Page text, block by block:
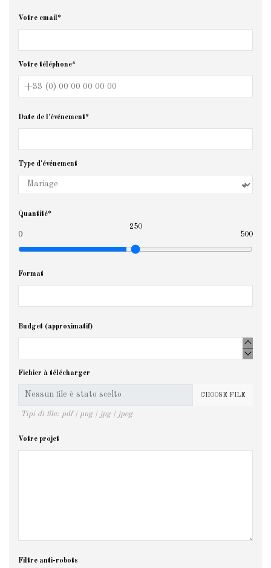
Votre email*
Votre téléphone*
Date de l'événement*
Type d'événement
Quantité*
0 500
250
Format
Budget (approximatif)
Fichier à télécharger
CHOOSE FILE
Tipi di file: pdf | png | jpg | jpeg
Votre projet
Filtre anti-robots